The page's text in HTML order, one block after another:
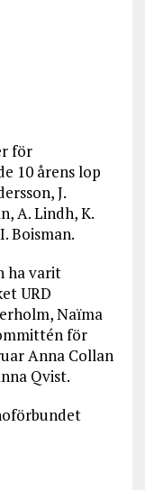
för
10 årens lop
J.
A. Lindh, K.
Boisman.
ha varit
URD
Naïma
för
Anna Collan
Qvist.